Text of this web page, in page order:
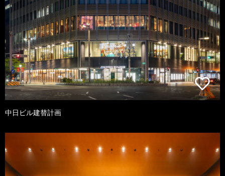
中日ビル建替計画